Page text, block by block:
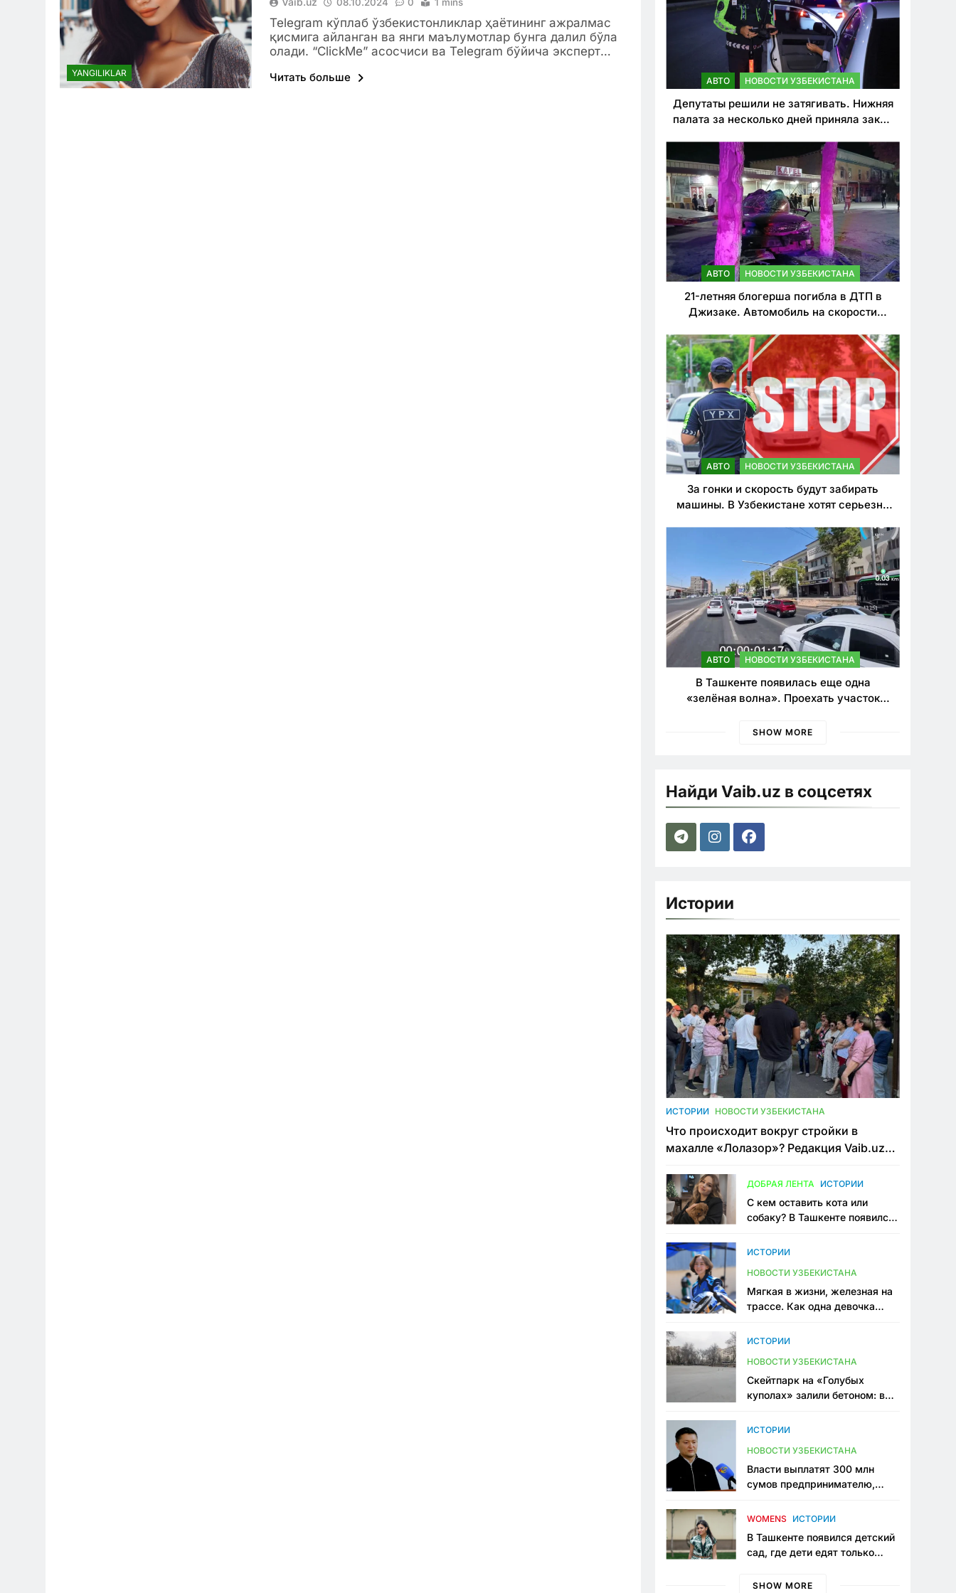
YANGILIKLAR
Telegram кўплаб ўзбекистонликлар ҳаётининг ажралмас
қисмига айланган ва янги маълумотлар бунга далил бўла
олади. “ClickMe” асосчиси ва Telegram бўйича эксперт…
Читать больше АВТО НОВОСТИ УЗБЕКИСТАНА
Депутаты решили не затягивать. Нижняя
палата за несколько дней приняла закон
нарушителей ПДД
АВТО НОВОСТИ УЗБЕКИСТАНА
21-летняя блогерша погибла в ДТП в
Джизаке. Автомобиль на скорости
АВТО НОВОСТИ УЗБЕКИСТАНА
За гонки и скорость будут забирать
машины. В Узбекистане хотят серьезно
АВТО НОВОСТИ УЗБЕКИСТАНА
В Ташкенте появилась еще одна
«зелёная волна». Проехать участок
SHOW MORE
Найди Vaib.uz в соцсетях
Истории
ИСТОРИИ НОВОСТИ УЗБЕКИСТАНА
Что происходит вокруг стройки в
махалле «Лолазор»? Редакция Vaib.uz
конфликта
ДОБРАЯ ЛЕНТА ИСТОРИИ
С кем оставить кота или
собаку? В Ташкенте появился
ИСТОРИИ
НОВОСТИ УЗБЕКИСТАНА
Мягкая в жизни, железная на
трассе. Как одна девочка
Узбекистане
ИСТОРИИ
НОВОСТИ УЗБЕКИСТАНА
Скейтпарк на «Голубых
куполах» залили бетоном: в
одно общественное
ИСТОРИИ
НОВОСТИ УЗБЕКИСТАНА
Власти выплатят 300 млн
сумов предпринимателю,
тюрьме по незаконному
WOMENS ИСТОРИИ
В Ташкенте появился детский
сад, где дети едят только
мама, которая устала просить
SHOW MORE